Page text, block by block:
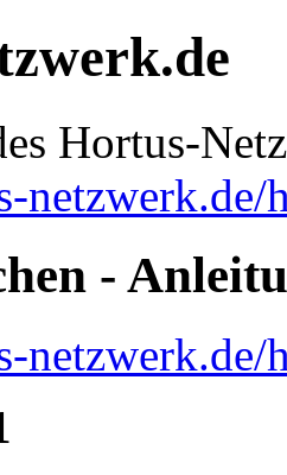
Hortus-
netzwerk.de/
-